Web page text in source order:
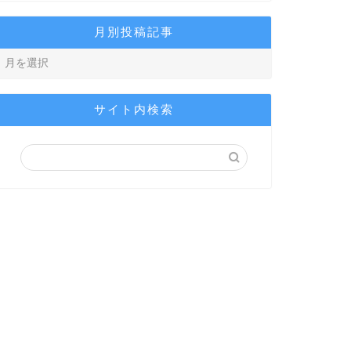
月別投稿記事
サイト内検索